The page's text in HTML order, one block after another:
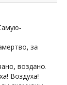
за
воздано.
Воздуха!